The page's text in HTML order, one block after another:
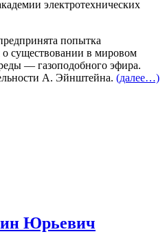
электротехнических
попытка
о существовании в мировом
— газоподобного эфира.
А. Эйнштейна. (далее…)
Юрьевич